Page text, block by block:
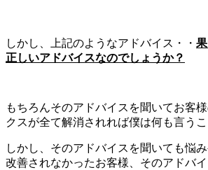
しかし、上記のようなアドバイス・・
正しいアドバイスなのでしょうか？
もちろんそのアドバイスを聞いてお客
クスが全て解消されれば僕は何も言う
しかし、そのアドバイスを聞いても悩
改善されなかったお客様、そのアドバ